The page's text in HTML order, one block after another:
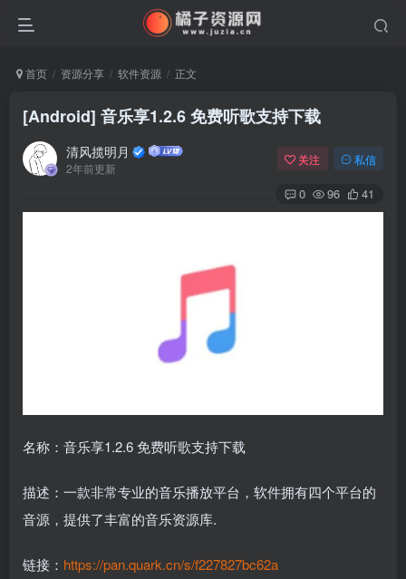
首页 资源分享 软件资源 正文
[Android] 音乐享1.2.6 免费听歌支持下载
清风揽明月
2年前更新
关注 私信
0 96 41
名称：音乐享1.2.6 免费听歌支持下载
描述：一款非常专业的音乐播放平台，软件拥有四个平台的
音源，提供了丰富的音乐资源库.
链接： https://pan.quark.cn/s/f227827bc62a